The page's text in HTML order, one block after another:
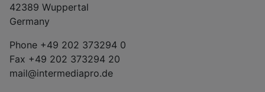
42389 Wuppertal
Germany
Phone +49 202 373294 0
Fax +49 202 373294 20
mail@intermediapro.de